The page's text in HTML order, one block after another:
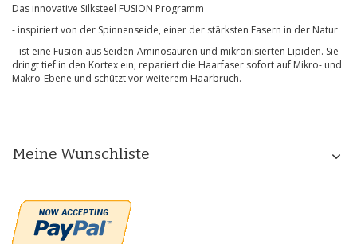
Das innovative Silksteel FUSION Programm
- inspiriert von der Spinnenseide, einer der stärksten Fasern in der Natur
– ist eine Fusion aus Seiden-Aminosäuren und mikronisierten Lipiden. Sie
dringt tief in den Kortex ein, repariert die Haarfaser sofort auf Mikro- und
Makro-Ebene und schützt vor weiterem Haarbruch.
Meine Wunschliste